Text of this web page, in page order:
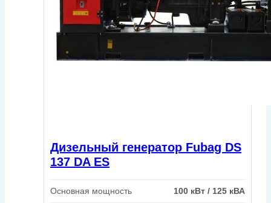
Дизельный генератор Fubag DS
137 DA ES
Основная мощность 100 кВт / 125 кВА